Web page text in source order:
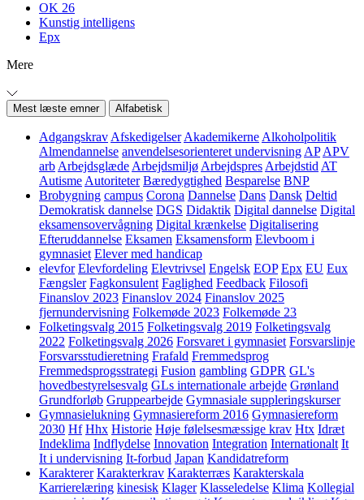
OK 26
Kunstig intelligens
Epx
Mere
Mest læste emner Alfabetisk
Adgangskrav Afskedigelser Akademikerne Alkoholpolitik
Almendannelse anvendelsesorienteret undervisning AP APV
arb Arbejdsglæde Arbejdsmiljø Arbejdspres Arbejdstid AT
Autisme Autoriteter Bæredygtighed Besparelse BNP
Brobygning campus Corona Dannelse Dans Dansk Deltid
Demokratisk dannelse DGS Didaktik Digital dannelse Digital
eksamensovervågning Digital krænkelse Digitalisering
Efteruddannelse Eksamen Eksamensform Elevboom i
gymnasiet Elever med handicap
elevfor Elevfordeling Elevtrivsel Engelsk EOP Epx EU Eux
Fængsler Fagkonsulent Faglighed Feedback Filosofi
Finanslov 2023 Finanslov 2024 Finanslov 2025
fjernundervisning Folkemøde 2023 Folkemøde 23
Folketingsvalg 2015 Folketingsvalg 2019 Folketingsvalg
2022 Folketingsvalg 2026 Forsvaret i gymnasiet Forsvarslinje
Forsvarsstudieretning Frafald Fremmedsprog
Fremmedsprogsstrategi Fusion gambling GDPR GL's
hovedbestyrelsesvalg GLs internationale arbejde Grønland
Grundforløb Gruppearbejde Gymnasiale suppleringskurser
Gymnasielukning Gymnasiereform 2016 Gymnasiereform
2030 Hf Hhx Historie Høje følelsesmæssige krav Htx Idræt
Indeklima Indflydelse Innovation Integration Internationalt It
It i undervisning It-forbud Japan Kandidatreform
Karakterer Karakterkrav Karakterræs Karakterskala
Karrierelæring kinesisk Klager Klasseledelse Klima Kollegial